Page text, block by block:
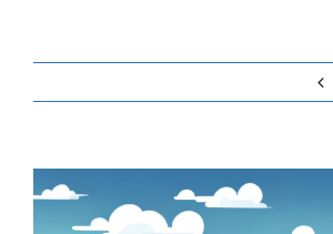
Zeige
grösseres